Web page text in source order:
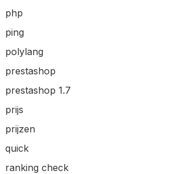
php
ping
polylang
prestashop
prestashop 1.7
prijs
prijzen
quick
ranking check